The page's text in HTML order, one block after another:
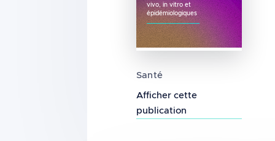
vivo, in vitro et
épidémiologiques
Santé
Afficher cette
publication